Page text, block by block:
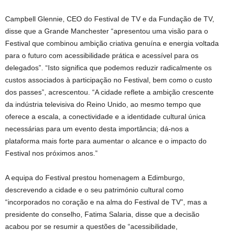
Campbell Glennie, CEO do Festival de TV e da Fundação de TV,
disse que a Grande Manchester “apresentou uma visão para o
Festival que combinou ambição criativa genuína e energia voltada
para o futuro com acessibilidade prática e acessível para os
delegados”. “Isto significa que podemos reduzir radicalmente os
custos associados à participação no Festival, bem como o custo
dos passes”, acrescentou. “A cidade reflete a ambição crescente
da indústria televisiva do Reino Unido, ao mesmo tempo que
oferece a escala, a conectividade e a identidade cultural única
necessárias para um evento desta importância; dá-nos a
plataforma mais forte para aumentar o alcance e o impacto do
Festival nos próximos anos.”
A equipa do Festival prestou homenagem a Edimburgo,
descrevendo a cidade e o seu património cultural como
“incorporados no coração e na alma do Festival de TV”, mas a
presidente do conselho, Fatima Salaria, disse que a decisão
acabou por se resumir a questões de “acessibilidade,